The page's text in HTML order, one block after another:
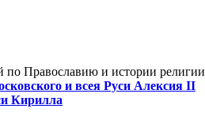
по Православию и истории религии
и всея Руси Алексия II
Кирилла